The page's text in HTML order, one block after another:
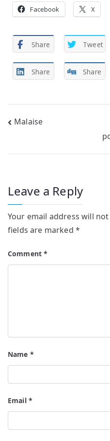
Facebook X
Share Tweet
Share Share
Post
Malaise
Leave a Reply
Your email address will
fields are marked *
Comment*
Name *
Email *